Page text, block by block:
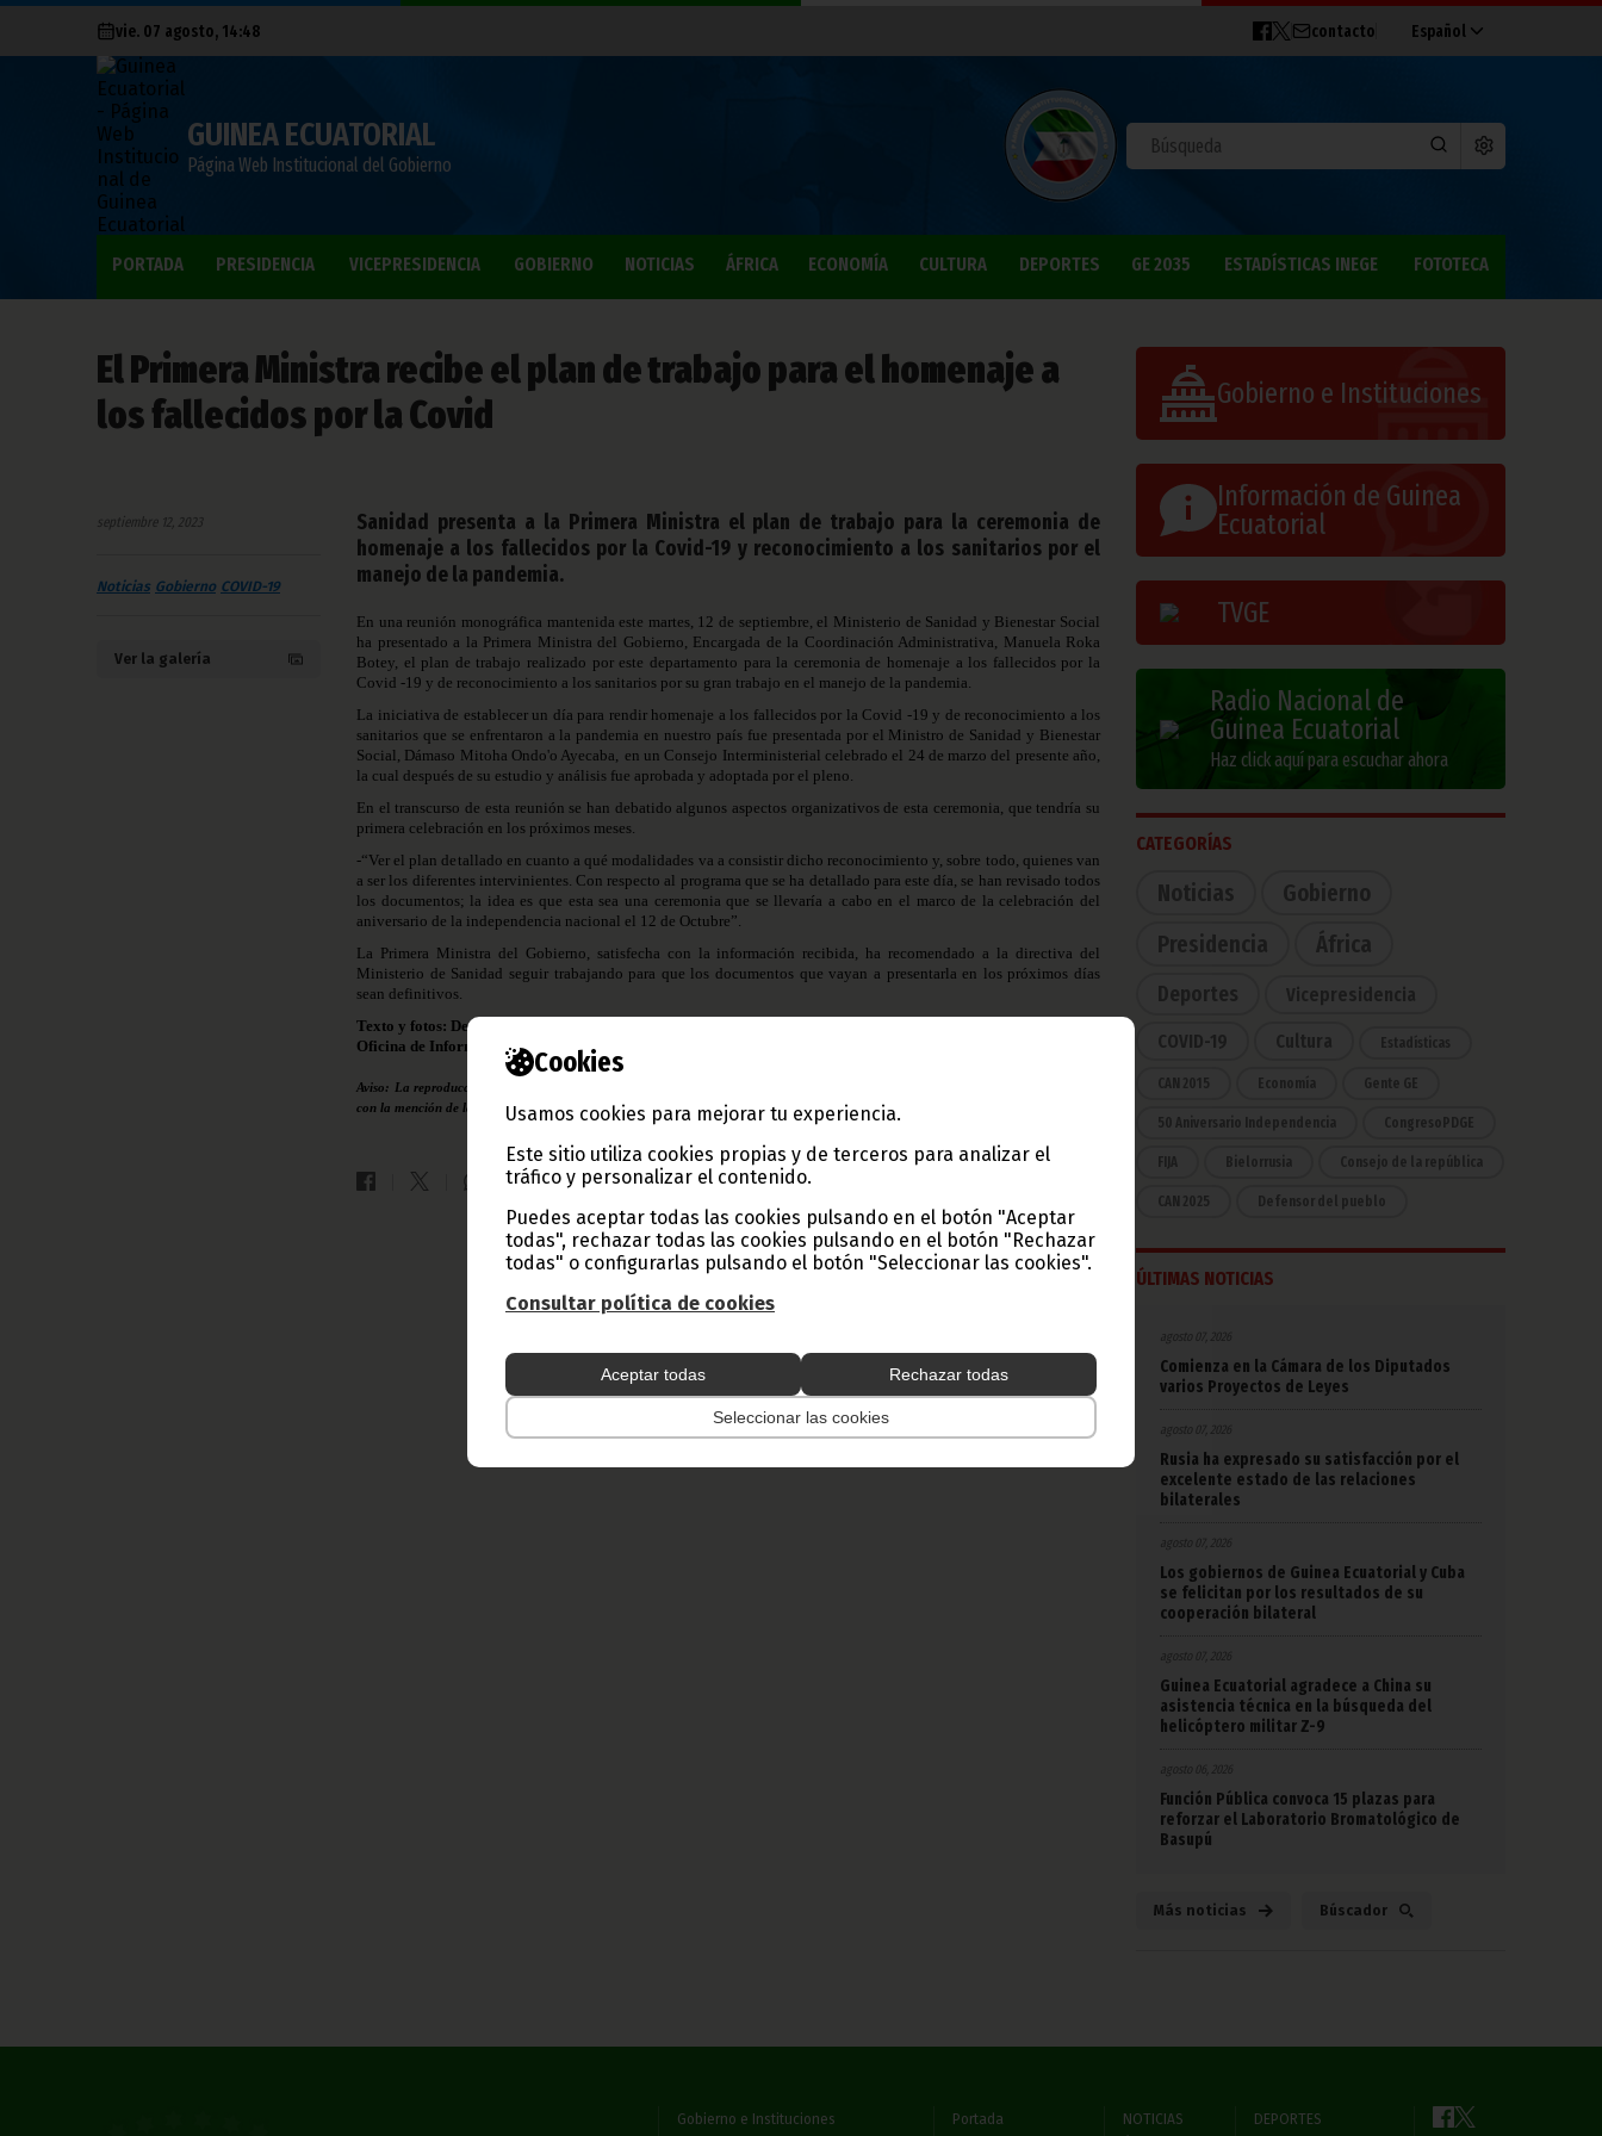
Cookies
Usamos cookies para mejorar tu experiencia.
Este sitio utiliza cookies propias y de terceros para analizar el
tráfico y personalizar el contenido.
Puedes aceptar todas las cookies pulsando en el botón "Aceptar
todas", rechazar todas las cookies pulsando en el botón "Rechazar
todas" o configurarlas pulsando el botón "Seleccionar las cookies".
Consultar política de cookies
Aceptar todas Rechazar todas
Seleccionar las cookies
vie. 07 agosto, 14:48 contacto Español
GUINEA ECUATORIAL
Página Web Institucional del Gobierno
PORTADA PRESIDENCIA VICEPRESIDENCIA GOBIERNO NOTICIAS ÁFRICA ECONOMÍA CULTURA DEPORTES GE 2035 ESTADÍSTICAS INEGE FOTOTECA
El Primera Ministra recibe el plan de trabajo para el homenaje a
los fallecidos por la Covid
septiembre 12, 2023
Noticias Gobierno COVID-19
Ver la galería
Sanidad presenta a la Primera Ministra el plan de trabajo para la ceremonia de
homenaje a los fallecidos por la Covid-19 y reconocimiento a los sanitarios por el
manejo de la pandemia.
En una reunión monográfica mantenida este martes, 12 de septiembre, el Ministerio de Sanidad y Bienestar Social
ha presentado a la Primera Ministra del Gobierno, Encargada de la Coordinación Administrativa, Manuela Roka
Botey, el plan de trabajo realizado por este departamento para la ceremonia de homenaje a los fallecidos por la
Covid -19 y de reconocimiento a los sanitarios por su gran trabajo en el manejo de la pandemia.
La iniciativa de establecer un día para rendir homenaje a los fallecidos por la Covid -19 y de reconocimiento a los
sanitarios que se enfrentaron a la pandemia en nuestro país fue presentada por el Ministro de Sanidad y Bienestar
Social, Dámaso Mitoha Ondo'o Ayecaba, en un Consejo Interministerial celebrado el 24 de marzo del presente año,
la cual después de su estudio y análisis fue aprobada y adoptada por el pleno.
En el transcurso de esta reunión se han debatido algunos aspectos organizativos de esta ceremonia, que tendría su
primera celebración en los próximos meses.
-“Ver el plan detallado en cuanto a qué modalidades va a consistir dicho reconocimiento y, sobre todo, quienes van
a ser los diferentes intervinientes. Con respecto al programa que se ha detallado para este día, se han revisado todos
los documentos; la idea es que esta sea una ceremonia que se llevaría a cabo en el marco de la celebración del
aniversario de la independencia nacional el 12 de Octubre”.
La Primera Ministra del Gobierno, satisfecha con la información recibida, ha recomendado a la directiva del
Ministerio de Sanidad seguir trabajando para que los documentos que vayan a presentarla en los próximos días
sean definitivos.
Texto y fotos: Departamento de Prensa del Gabinete de la Primera Ministra
Oficina de Información y Prensa de Guinea Ecuatorial
Aviso: La reproducción total o parcial de este artículo o de las imágenes que lo acompañen debe hacerse, siempre y en todo lugar,
con la mención de la fuente de origen de la misma (Oficina de Información y Prensa de Guinea Ecuatorial).
Gobierno e Instituciones
Información de Guinea
Ecuatorial
TVGE
Radio Nacional de
Guinea Ecuatorial
Haz click aquí para escuchar ahora
CATEGORÍAS
Noticias
Gobierno
Presidencia
África
Deportes Vicepresidencia
COVID-19 Cultura Estadísticas
CAN 2015 Economía Gente GE
50 Aniversario Independencia CongresoPDGE
FIJA Bielorrusia Consejo de la república
CAN 2025 Defensor del pueblo
ÚLTIMAS NOTICIAS
agosto 07, 2026
Comienza en la Cámara de los Diputados
varios Proyectos de Leyes
agosto 07, 2026
Rusia ha expresado su satisfacción por el
excelente estado de las relaciones
bilaterales
agosto 07, 2026
Los gobiernos de Guinea Ecuatorial y Cuba
se felicitan por los resultados de su
cooperación bilateral
agosto 07, 2026
Guinea Ecuatorial agradece a China su
asistencia técnica en la búsqueda del
helicóptero militar Z-9
agosto 06, 2026
Función Pública convoca 15 plazas para
reforzar el Laboratorio Bromatológico de
Basupú
Más noticias Búscador
Gobierno e Instituciones Portada NOTICIAS DEPORTES